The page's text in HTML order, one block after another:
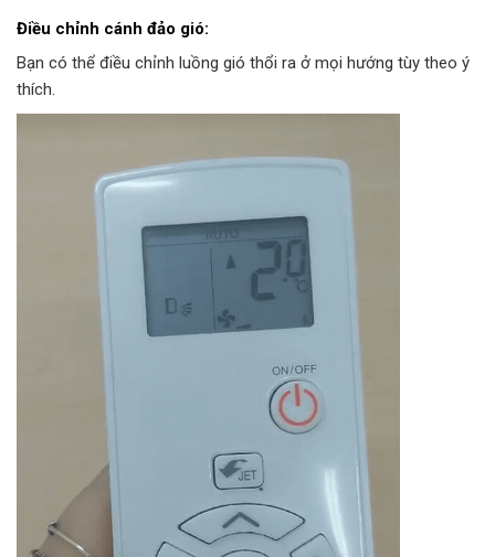
Điều chỉnh cánh đảo gió:
Bạn có thể điều chỉnh luồng gió thổi ra ở mọi hướng tùy theo ý
thích.